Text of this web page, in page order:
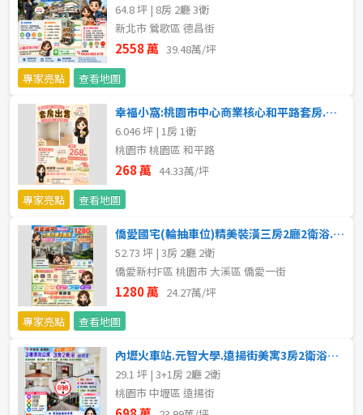
64.8 坪 | 8房 2廳 3衛
新北市 鶯歌區 德昌街
2558 萬 39.48萬/坪
專家亮點
查看地圖
幸福小窩:桃園市中心商業核心和平路套房.機能齊全八德捷運買房首選
6.046 坪 | 1房 1衛
桃園市 桃園區 和平路
268 萬 44.33萬/坪
專家亮點
查看地圖
僑愛國宅(輪抽車位)精美裝潢三房2廳2衛浴. 屋美採光通風
52.73 坪 | 3房 2廳 2衛
僑愛新村F區 桃園市 大溪區 僑愛一街
1280 萬 24.27萬/坪
專家亮點
查看地圖
內壢火車站.元智大學.遠揚街美寓3房2衛浴皆開窗八德捷運買房首選
29.1 坪 | 3+1房 2廳 2衛
桃園市 中壢區 遠揚街